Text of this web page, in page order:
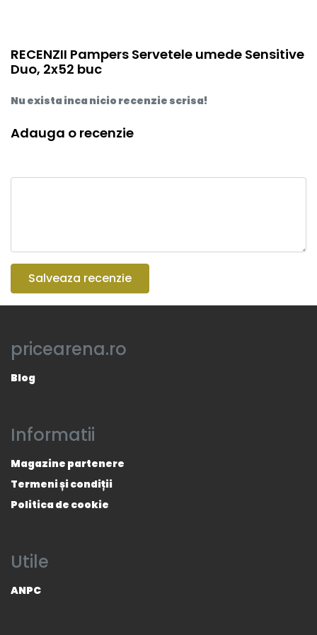
RECENZII Pampers Servetele umede Sensitive
Duo, 2x52 buc
Nu exista inca nicio recenzie scrisa!
Adauga o recenzie
Salveaza recenzie
pricearena.ro
Blog
Informatii
Magazine partenere
Termeni și condiții
Politica de cookie
Utile
ANPC